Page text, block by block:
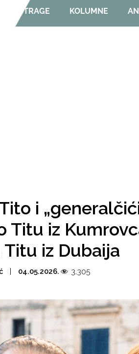
ISTRAGE KOLUMNE
i
Titu iz
iz Dubaija
04.05.2026. 3.305